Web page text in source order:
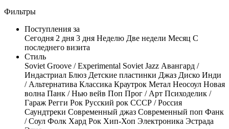
Фильтры
Поступления за
Сегодня 2 дня 3 дня Неделю Две недели Месяц С
последнего визита
Стиль
Soviet Groove / Experimental Soviet Jazz Авангард /
Индастриал Блюз Детские пластинки Джаз Диско Инди
/ Альтернатива Классика Краутрок Метал Неосоул Новая
волна Панк / Нью вейв Поп Прог / Арт Психоделик /
Гараж Регги Рок Русский рок СССР / Россия
Саундтреки Современный джаз Современный поп Фанк
/ Соул Фолк Хард Рок Хип-Хоп Электроника Эстрада